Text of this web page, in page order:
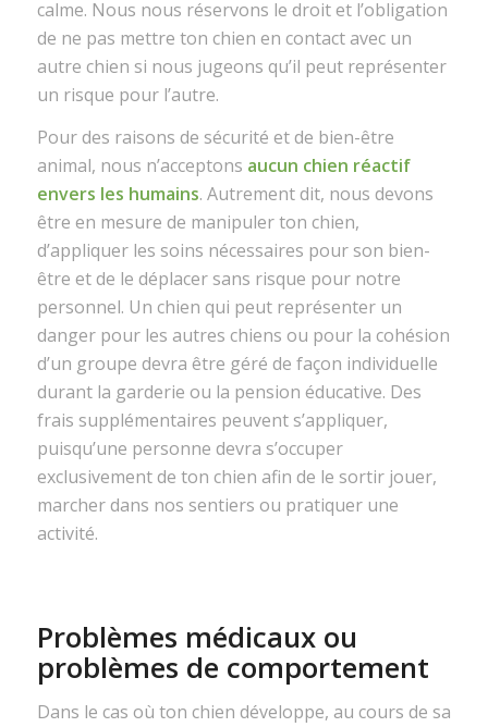
calme. Nous nous réservons le droit et l’obligation
de ne pas mettre ton chien en contact avec un
autre chien si nous jugeons qu’il peut représenter
un risque pour l’autre.
Pour des raisons de sécurité et de bien-être
animal, nous n’acceptons aucun chien réactif
envers les humains. Autrement dit, nous devons
être en mesure de manipuler ton chien,
d’appliquer les soins nécessaires pour son bien-
être et de le déplacer sans risque pour notre
personnel. Un chien qui peut représenter un
danger pour les autres chiens ou pour la cohésion
d’un groupe devra être géré de façon individuelle
durant la garderie ou la pension éducative. Des
frais supplémentaires peuvent s’appliquer,
puisqu’une personne devra s’occuper
exclusivement de ton chien afin de le sortir jouer,
marcher dans nos sentiers ou pratiquer une
activité.
Problèmes médicaux ou
problèmes de comportement
Dans le cas où ton chien développe, au cours de sa